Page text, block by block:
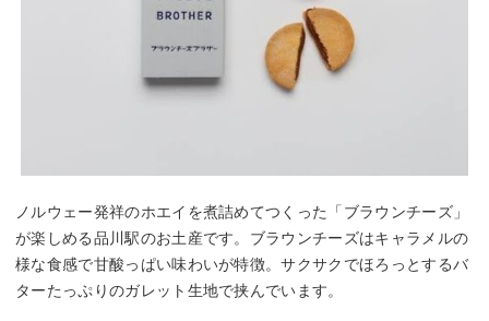
ノルウェー発祥のホエイを煮詰めてつくった「ブラウンチーズ」
が楽しめる品川駅のお土産です。ブラウンチーズはキャラメルの
様な食感で甘酸っぱい味わいが特徴。サクサクでほろっとするバ
ターたっぷりのガレット生地で挟んでいます。